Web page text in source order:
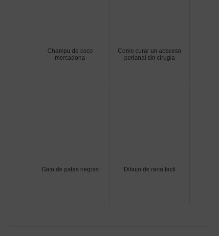
Champu de coco
mercadona
Como curar un absceso
perianal sin cirugia
Gato de patas negras Dibujo de rana facil